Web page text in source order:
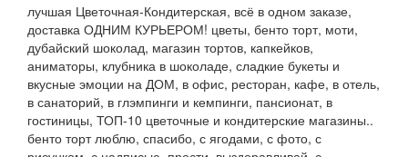
лучшая Цветочная-Кондитерская, всё в одном заказе,
доставка ОДНИМ КУРЬЕРОМ! цветы, бенто торт, моти,
дубайский шоколад, магазин тортов, капкейков,
аниматоры, клубника в шоколаде, сладкие букеты и
вкусные эмоции на ДОМ, в офис, ресторан, кафе, в отель,
в санаторий, в глэмпинги и кемпинги, пансионат, в
гостиницы, ТОП-10 цветочные и кондитерские магазины..
бенто торт люблю, спасибо, с ягодами, с фото, с